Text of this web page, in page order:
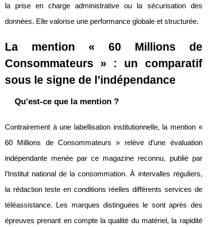
la prise en charge administrative ou la sécurisation des
données. Elle valorise une performance globale et structurée.
La mention « 60 Millions de
Consommateurs » : un comparatif
sous le signe de l’indépendance
Qu’est-ce que la mention ?
Contrairement à une labellisation institutionnelle, la mention «
60 Millions de Consommateurs » relève d’une évaluation
indépendante menée par ce magazine reconnu, publié par
l’Institut national de la consommation. À intervalles réguliers,
la rédaction teste en conditions réelles différents services de
téléassistance. Les marques distinguées le sont après des
épreuves prenant en compte la qualité du matériel, la rapidité